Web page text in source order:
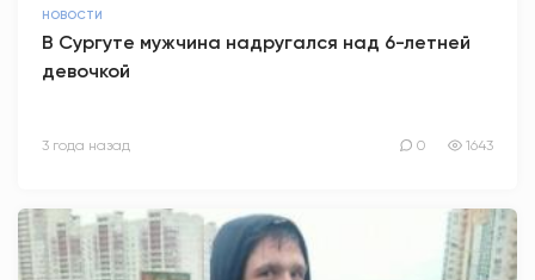
НОВОСТИ
В Сургуте мужчина надругался над 6-летней
девочкой
3 года назад 0 1643